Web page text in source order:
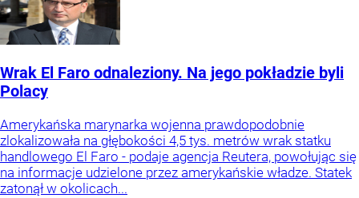
Wrak El Faro odnaleziony. Na jego pokładzie byli
Polacy
Amerykańska marynarka wojenna prawdopodobnie
zlokalizowała na głębokości 4,5 tys. metrów wrak statku
handlowego El Faro - podaje agencja Reutera, powołując się
na informacje udzielone przez amerykańskie władze. Statek
zatonął w okolicach...